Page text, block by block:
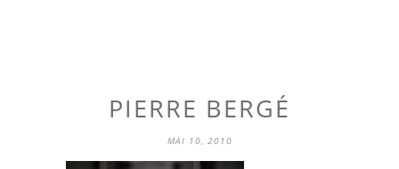
PIERRE BERGÉ
MAI 10, 2010